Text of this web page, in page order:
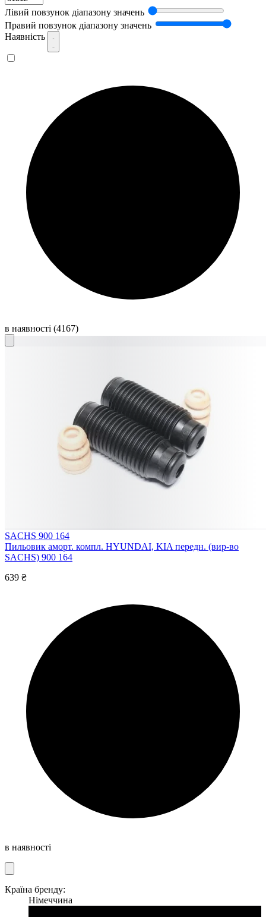
Лівий повзунок діапазону значень
Правий повзунок діапазону значень
Наявність
в наявності (4167)
SACHS 900 164
Пильовик аморт. компл. HYUNDAI, KIA передн. (вир-во
SACHS) 900 164
639 ₴
в наявності
Країна бренду:
Німеччина